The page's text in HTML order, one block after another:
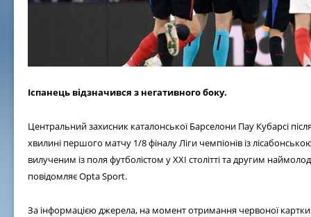
Іспанець відзначився з негативного боку.
Центральний захисник каталонської Барселони Пау Кубарсі
хвилині першого матчу 1/8 фіналу Ліги чемпіонів із
вилученим із поля футболістом у XXI столітті та другим
повідомляє Opta Sport.
За інформацією джерела, на момент отримання червоної картки